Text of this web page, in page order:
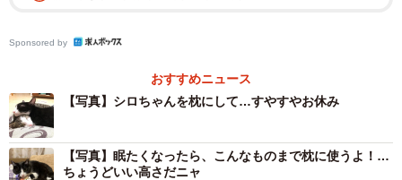
いた野良猫たちを見守っていた時、キジシロの猫が出産し
いたシャム系猫も子猫を3匹連れて現れた。笠松さんは、思
わず「またぁ！」と叫んだ。笠松さんは、これは成人猫を
手術しなければ永遠に増えてしまうと思い、成人猫捕獲・
手術作戦を決行することにした。
Sponsored by
おすすめニュース
【写真】シロちゃんを枕にして…すやすやお休み
【写真】眠たくなったら、こんなものまで枕に使うよ！…
ちょうどいい高さだニャ